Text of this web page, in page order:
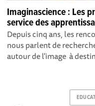
Imaginascience : ​​Les
service des
Depuis cinq ans, les
nous parlent de
autour de l'image à